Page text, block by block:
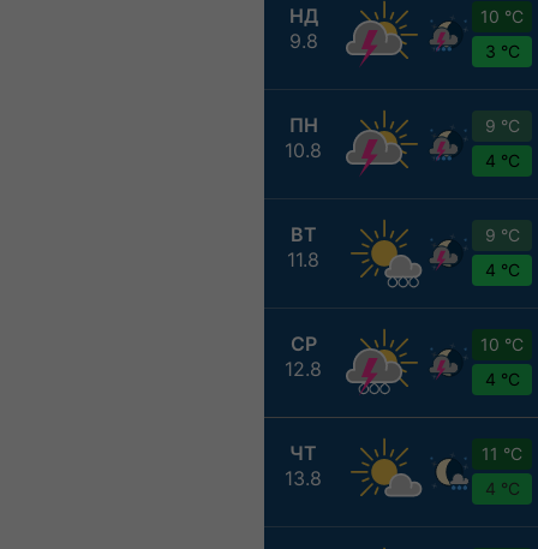
НД
9.8
10 °C
3 °C
ПН
10.8
9 °C
4 °C
ВТ
11.8
9 °C
4 °C
СР
12.8
10 °C
4 °C
ЧТ
13.8
11 °C
4 °C